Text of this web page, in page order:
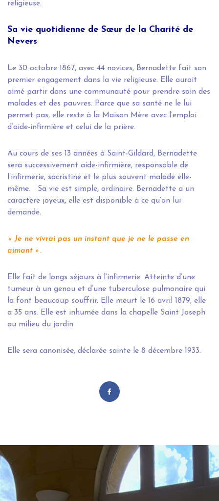
religieuse.
Sa vie quotidienne de Sœur de la Charité de
Nevers
Le 30 octobre 1867, avec 44 novices, Bernadette fait son
premier engagement dans la vie religieuse. Elle aurait
aimé partir dans une communauté pour prendre soin des
malades et des pauvres. Parce que sa santé ne le lui
permet pas, elle reste à la Maison Mère avec l’emploi
d’aide-infirmière et celui de la prière.
Au cours de ses 13 années à Saint-Gildard, Bernadette
sera successivement aide-infirmière, responsable de
l’infirmerie, sacristine et le plus souvent malade elle-
même. Sa vie est simple, ordinaire. Bernadette a un
caractère joyeux, elle est disponible à ce qu’on lui
demande.
« Je ne vivrai pas un instant que je ne le passe en
aimant ».
Elle fait de longs séjours à l’infirmerie. Atteinte d’une
tumeur à un genou et d’une tuberculose pulmonaire qui
la font beaucoup souffrir. Elle meurt le 16 avril 1879, elle
a 35 ans. Elle est inhumée dans la chapelle Saint Joseph
au milieu du jardin.
Elle sera canonisée, déclarée sainte le 8 décembre 1933.